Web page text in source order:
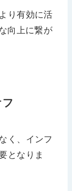
り有効に活
向上に繋が
く、インフ
となりま